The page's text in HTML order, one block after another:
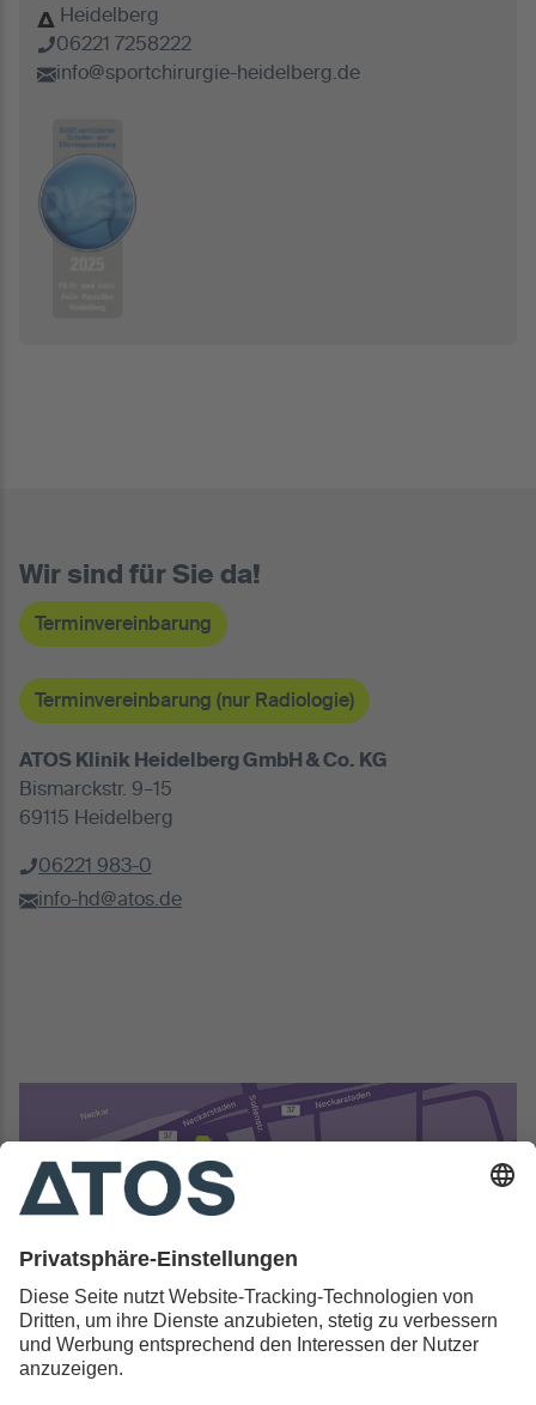
Heidelberg
06221 7258222
info@sportchirurgie-heidelberg.de
Wir sind für Sie da!
Terminvereinbarung
Terminvereinbarung (nur Radiologie)
ATOS Klinik Heidelberg GmbH & Co. KG
Bismarckstr. 9–15
69115 Heidelberg
06221 983-0
info-hd@atos.de